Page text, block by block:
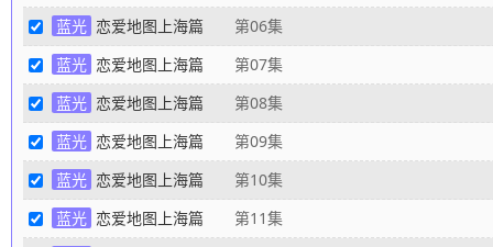
蓝光 恋爱地图上海篇 第06集
蓝光 恋爱地图上海篇 第07集
蓝光 恋爱地图上海篇 第08集
蓝光 恋爱地图上海篇 第09集
蓝光 恋爱地图上海篇 第10集
蓝光 恋爱地图上海篇 第11集